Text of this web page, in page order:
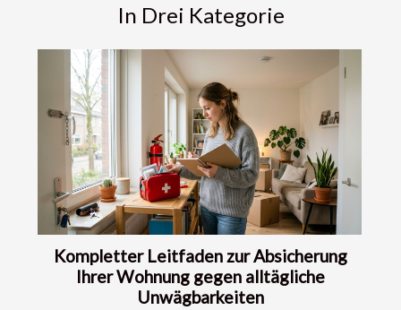
In Drei Kategorie
Kompletter Leitfaden zur Absicherung
Ihrer Wohnung gegen alltägliche
Unwägbarkeiten